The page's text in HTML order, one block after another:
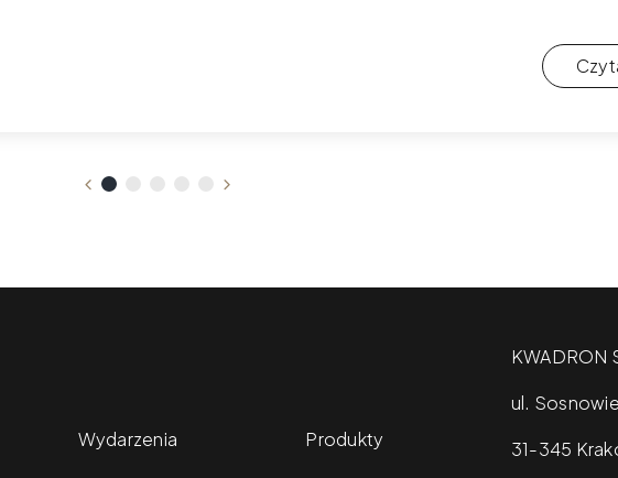
Wydarzenia Produkty
KWADRON
ul.
31-345